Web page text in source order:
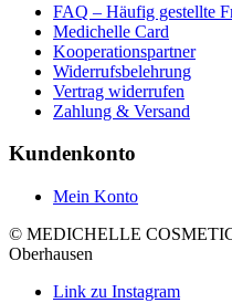
FAQ – Häufig gestellte
Medichelle Card
Kooperationspartner
Widerrufsbelehrung
Vertrag widerrufen
Zahlung & Versand
Kundenkonto
Mein Konto
© MEDICHELLE
Oberhausen
Link zu Instagram